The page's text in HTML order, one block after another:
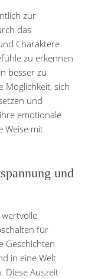
zur
das
Charaktere
zu erkennen
besser zu
Möglichkeit, sich
und
emotionale
Weise mit
und
für
Geschichten
in eine Welt
Diese Auszeit